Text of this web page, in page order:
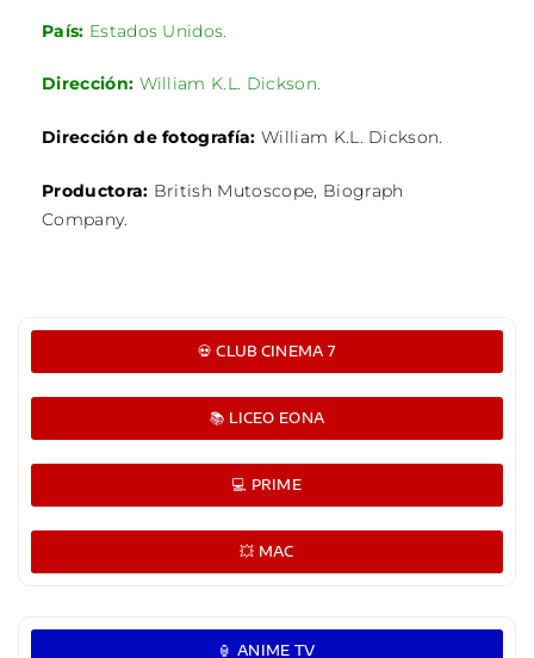
País: Estados Unidos.
Dirección: William K.L. Dickson.
Dirección de fotografía: William K.L. Dickson.
Productora: British Mutoscope, Biograph
Company.
💀 CLUB CINEMA 7
📚 LICEO EONA
💻 PRIME
💥 MAC
🏮 ANIME TV